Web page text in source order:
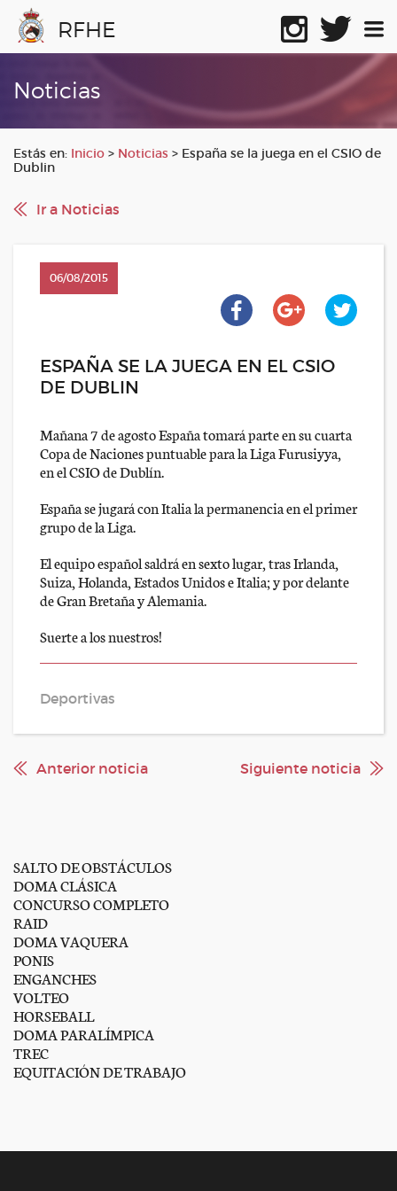
RFHE
Noticias
Estás en: Inicio > Noticias > España se la juega en el CSIO de
Dublin
Ir a Noticias
06/08/2015
ESPAÑA SE LA JUEGA EN EL CSIO
DE DUBLIN
Mañana 7 de agosto España tomará parte en su cuarta
Copa de Naciones puntuable para la Liga Furusiyya,
en el CSIO de Dublín.
España se jugará con Italia la permanencia en el primer
grupo de la Liga.
El equipo español saldrá en sexto lugar, tras Irlanda,
Suiza, Holanda, Estados Unidos e Italia; y por delante
de Gran Bretaña y Alemania.
Suerte a los nuestros!
Deportivas
Anterior noticia Siguiente noticia
SALTO DE OBSTÁCULOS
DOMA CLÁSICA
CONCURSO COMPLETO
RAID
DOMA VAQUERA
PONIS
ENGANCHES
VOLTEO
HORSEBALL
DOMA PARALÍMPICA
TREC
EQUITACIÓN DE TRABAJO